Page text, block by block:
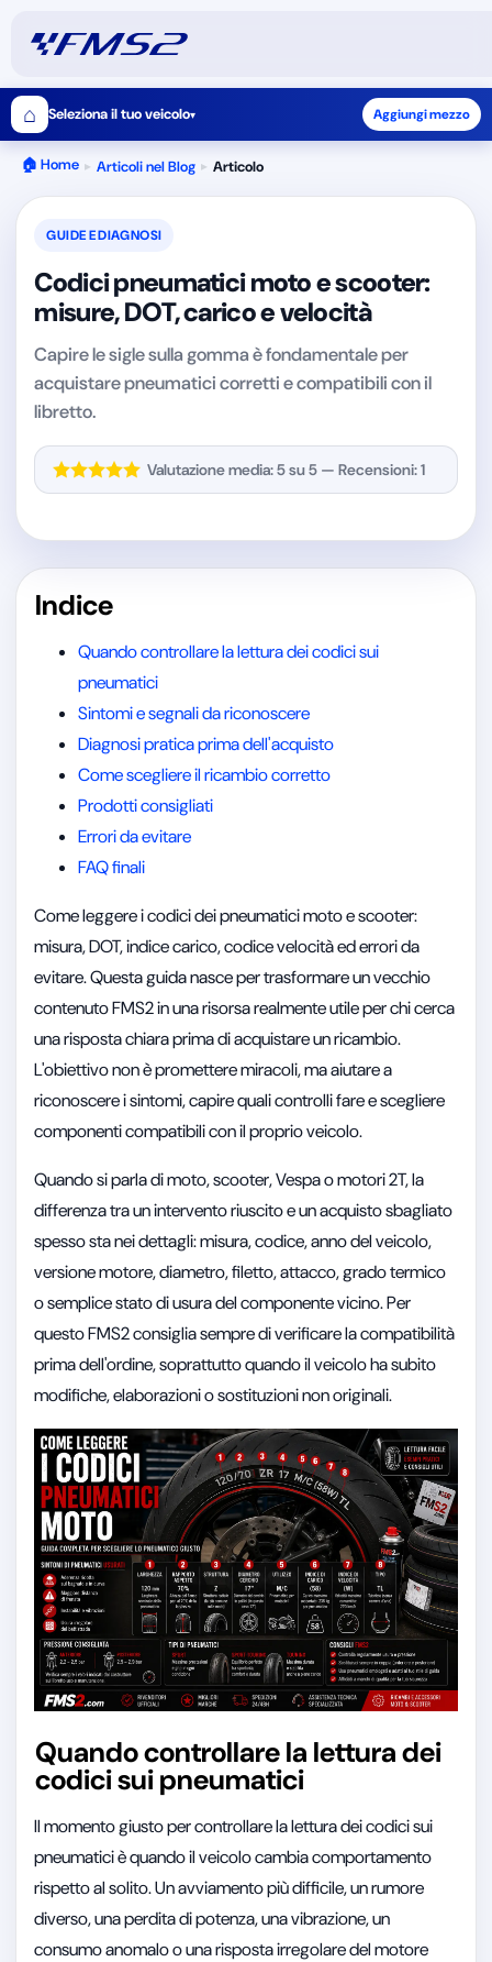
⌂ Seleziona il tuo veicolo▾ Aggiungi mezzo
🏠 Home ▸ Articoli nel Blog ▸ Articolo
GUIDE E DIAGNOSI
Codici pneumatici moto e scooter:
misure, DOT, carico e velocità
Capire le sigle sulla gomma è fondamentale per
acquistare pneumatici corretti e compatibili con il
libretto.
Valutazione media:5su 5 — Recensioni:1
Indice
Quando controllare la lettura dei codici sui
pneumatici
Sintomi e segnali da riconoscere
Diagnosi pratica prima dell'acquisto
Come scegliere il ricambio corretto
Prodotti consigliati
Errori da evitare
FAQ finali
Come leggere i codici dei pneumatici moto e scooter:
misura, DOT, indice carico, codice velocità ed errori da
evitare. Questa guida nasce per trasformare un vecchio
contenuto FMS2 in una risorsa realmente utile per chi cerca
una risposta chiara prima di acquistare un ricambio.
L'obiettivo non è promettere miracoli, ma aiutare a
riconoscere i sintomi, capire quali controlli fare e scegliere
componenti compatibili con il proprio veicolo.
Quando si parla di moto, scooter, Vespa o motori 2T, la
differenza tra un intervento riuscito e un acquisto sbagliato
spesso sta nei dettagli: misura, codice, anno del veicolo,
versione motore, diametro, filetto, attacco, grado termico
o semplice stato di usura del componente vicino. Per
questo FMS2 consiglia sempre di verificare la compatibilità
prima dell'ordine, soprattutto quando il veicolo ha subito
modifiche, elaborazioni o sostituzioni non originali.
Quando controllare la lettura dei
codici sui pneumatici
Il momento giusto per controllare la lettura dei codici sui
pneumatici è quando il veicolo cambia comportamento
rispetto al solito. Un avviamento più difficile, un rumore
diverso, una perdita di potenza, una vibrazione, un
consumo anomalo o una risposta irregolare del motore